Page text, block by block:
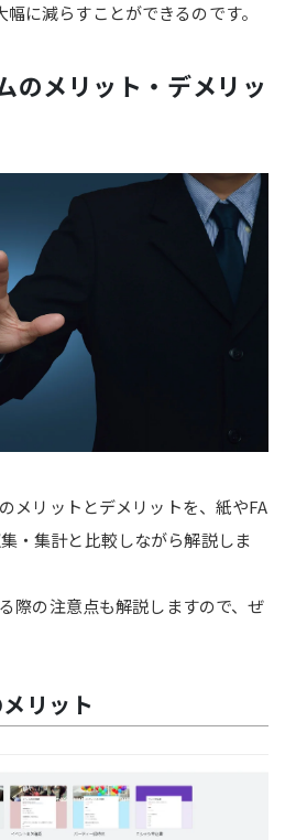
に減らすことができるのです。
のメリット・デメリッ
メリットとデメリットを、紙やFA
・集計と比較しながら解説しま
際の注意点も解説しますので、ぜ
リット